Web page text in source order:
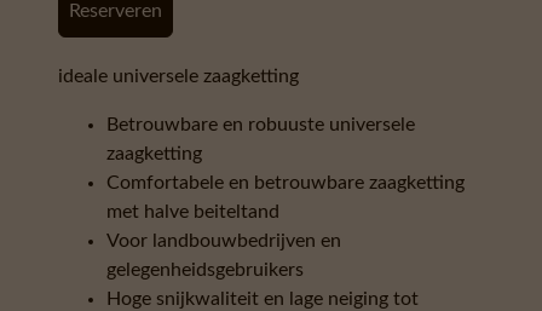
Reserveren
ideale universele zaagketting
Betrouwbare en robuuste universele
zaagketting
Comfortabele en betrouwbare zaagketting
met halve beiteltand
Voor landbouwbedrijven en
gelegenheidsgebruikers
Hoge snijkwaliteit en lage neiging tot